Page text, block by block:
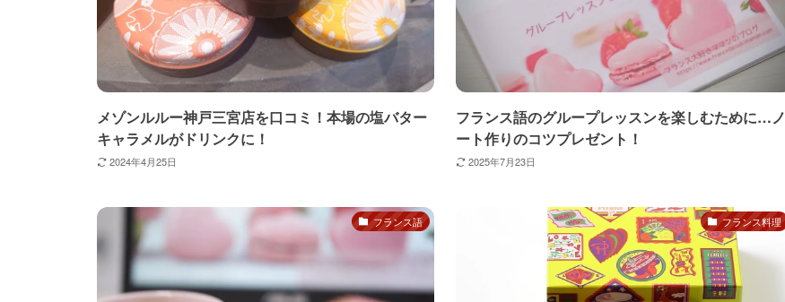
メゾンルルー神戸三宮店を口コミ！本場の塩バター
キャラメルがドリンクに！
2024年4月25日
フランス語のグループレッスンを楽しむために…ノ
ート作りのコツプレゼント！
2025年7月23日
フランス語 フランス料理